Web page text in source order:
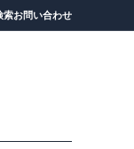
索お問い合わせ